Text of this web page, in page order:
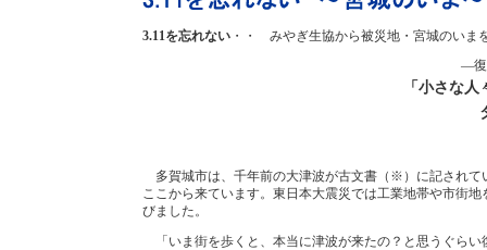
3.11を忘れない ・・ みやぎ生協から被災地・宮城のいま
―復
「小さな
多賀城市は、千年前の大津波が古文書（※）に記されて
ここから来ています。東日本大震災では工業地帯や市街
びました。
「いま街を歩くと、本当に津波が来たの？と思うぐら